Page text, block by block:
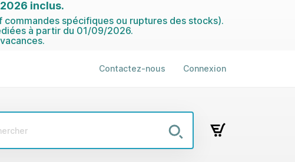
inclus.
spécifiques ou ruptures des stocks).
à partir du 01/09/2026.
Contactez-nous Connexion